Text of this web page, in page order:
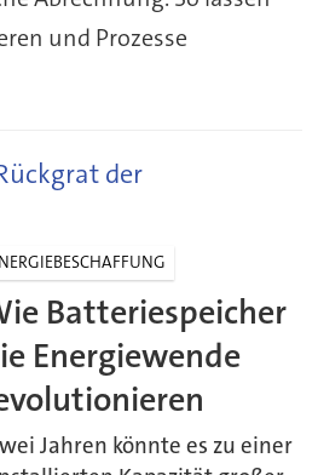
und Prozesse
der
Batteriespeicher
Energiewende
Jahren könnte es zu einer